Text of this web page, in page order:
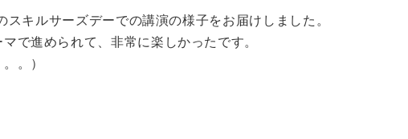
キルサーズデーでの講演の様子をお届けしました。
で進められて、非常に楽しかったです。
。）